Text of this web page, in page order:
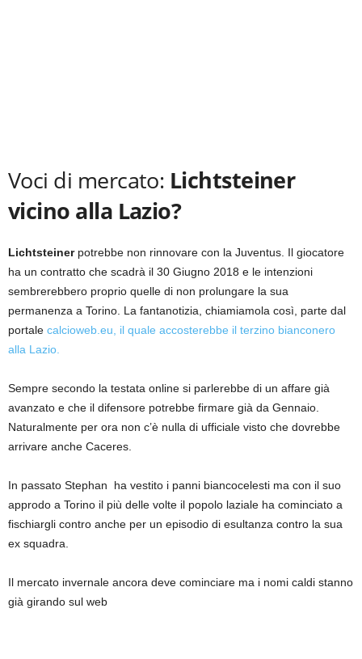
Voci di mercato: Lichtsteiner
vicino alla Lazio?
Lichtsteiner potrebbe non rinnovare con la Juventus. Il giocatore
ha un contratto che scadrà il 30 Giugno 2018 e le intenzioni
sembrerebbero proprio quelle di non prolungare la sua
permanenza a Torino. La fantanotizia, chiamiamola così, parte dal
portale calcioweb.eu, il quale accosterebbe il terzino bianconero
alla Lazio.
Sempre secondo la testata online si parlerebbe di un affare già
avanzato e che il difensore potrebbe firmare già da Gennaio.
Naturalmente per ora non c’è nulla di ufficiale visto che dovrebbe
arrivare anche Caceres.
In passato Stephan ha vestito i panni biancocelesti ma con il suo
approdo a Torino il più delle volte il popolo laziale ha cominciato a
fischiargli contro anche per un episodio di esultanza contro la sua
ex squadra.
Il mercato invernale ancora deve cominciare ma i nomi caldi stanno
già girando sul web